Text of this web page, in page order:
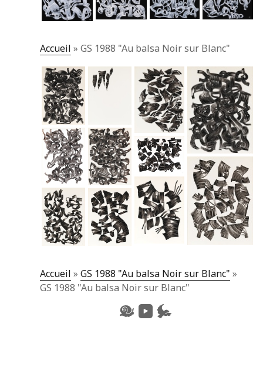
Accueil »GS 1988 "Au balsa Noir sur Blanc"
Accueil »GS 1988 "Au balsa Noir sur Blanc" »
GS 1988 "Au balsa Noir sur Blanc"